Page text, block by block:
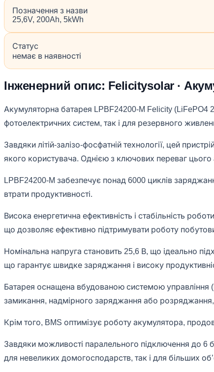
Позначення з назви
25,6V, 200Ah, 5kWh
Статус
немає в наявності
Інженерний опис: Felicitysolar ·
Акумуляторна батарея LPBF24200-M Felicity (LiFePO4
фотоелектричних систем, так і для резервного
Завдяки літій-залізо-фосфатній технології, цей
якого користувача. Однією з ключових переваг цього
LPBF24200-M забезпечує понад 6000 циклів
втрати продуктивності.
Висока енергетична ефективність і стабільність
що дозволяє ефективно підтримувати роботу
Номінальна напруга становить 25,6 В, що ідеально
що гарантує швидке заряджання і високу
Батарея оснащена вбудованою системою управління
замикання, надмірного заряджання або
Крім того, BMS оптимізує роботу акумулятора,
Завдяки можливості паралельного підключення до 6
для невеликих домогосподарств, так і для більших